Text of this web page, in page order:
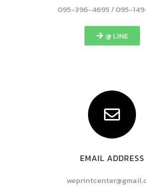
095-396-4695 / 095-
@ LINE
EMAIL ADDRESS